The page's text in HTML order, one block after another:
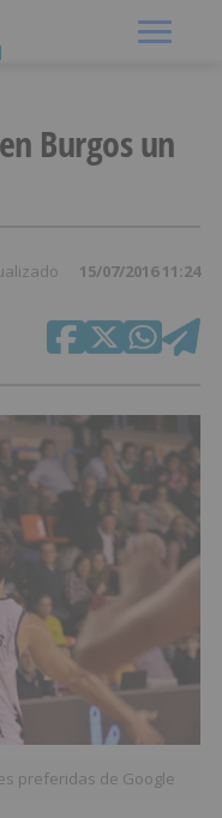
Burgos un
15/07/2016 11:24
preferidas de Google